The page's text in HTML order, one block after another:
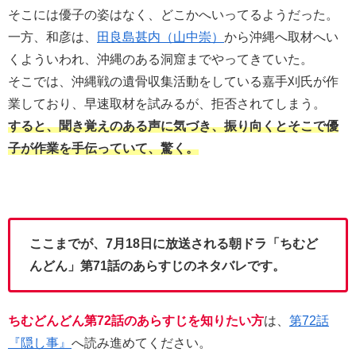
そこには優子の姿はなく、どこかへいってるようだった。
一方、和彦は、
田良島甚内（山中崇） から沖縄へ取材へい
くよういわれ、沖縄のある洞窟までやってきていた。
そこでは、沖縄戦の遺骨収集活動をしている嘉手刈氏が作
業しており、早速取材を試みるが、拒否されてしまう。
すると、聞き覚えのある声に気づき、振り向くとそこで優
子が作業を手伝っていて、驚く。
ここまでが、7月18日に放送される朝ドラ「ちむど
んどん」第71話のあらすじのネタバレです。
ちむどんどん第72話のあらすじを知りたい方は、 第72話
『隠し事』 へ読み進めてください。